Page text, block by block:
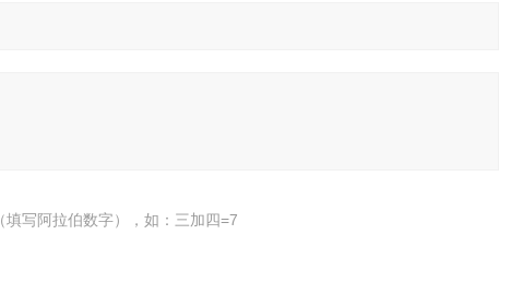
填写阿拉伯数字），如：三加四=7